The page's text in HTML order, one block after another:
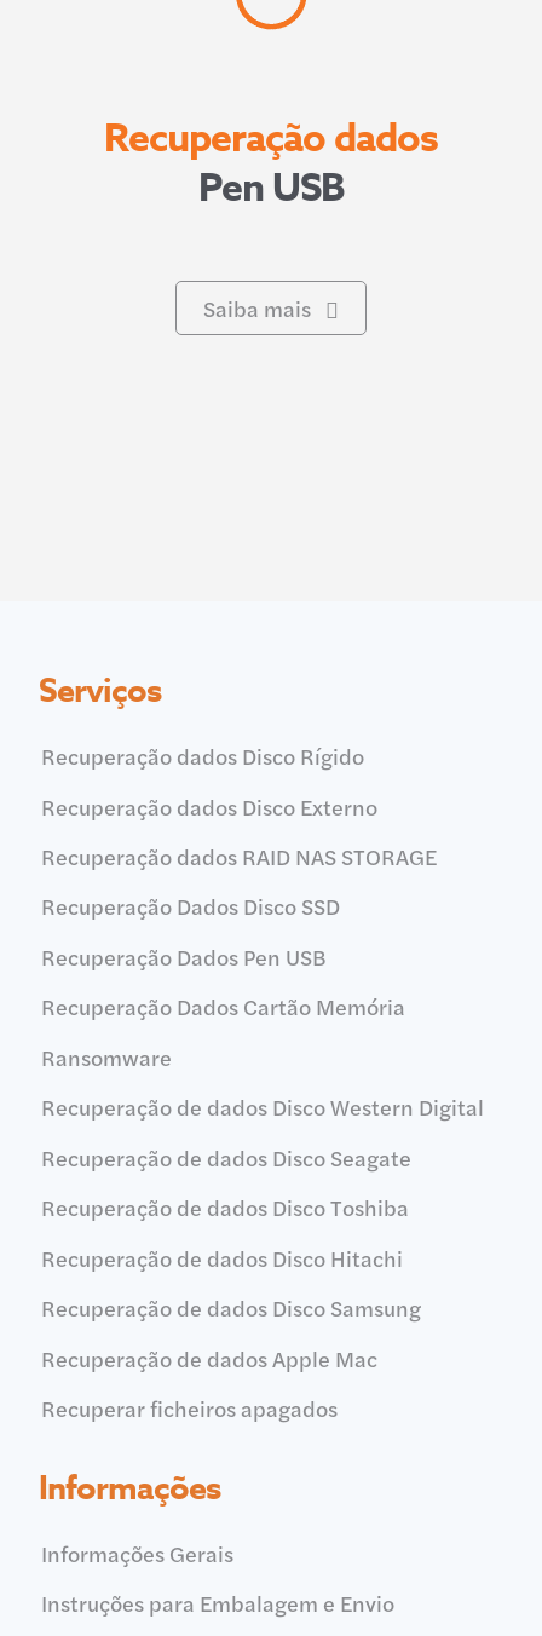
Recuperação dados
Pen USB
Saiba mais
Serviços
Recuperação dados Disco Rígido
Recuperação dados Disco Externo
Recuperação dados RAID NAS STORAGE
Recuperação Dados Disco SSD
Recuperação Dados Pen USB
Recuperação Dados Cartão Memória
Ransomware
Recuperação de dados Disco Western Digital
Recuperação de dados Disco Seagate
Recuperação de dados Disco Toshiba
Recuperação de dados Disco Hitachi
Recuperação de dados Disco Samsung
Recuperação de dados Apple Mac
Recuperar ficheiros apagados
Informações
Informações Gerais
Instruções para Embalagem e Envio